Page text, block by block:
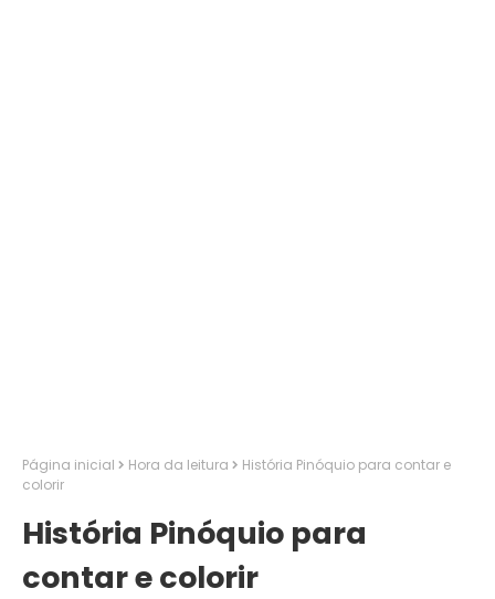
Página inicial Hora da leitura
História Pinóquio para contar e
colorir
História Pinóquio para
contar e colorir